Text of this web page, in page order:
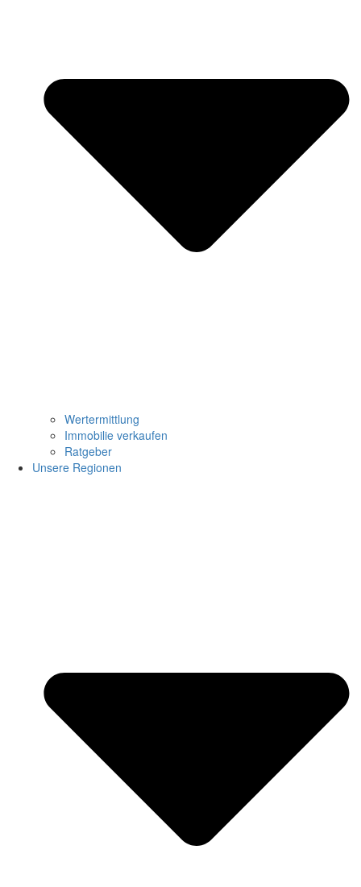
Wertermittlung
Immobilie verkaufen
Ratgeber
Unsere Regionen